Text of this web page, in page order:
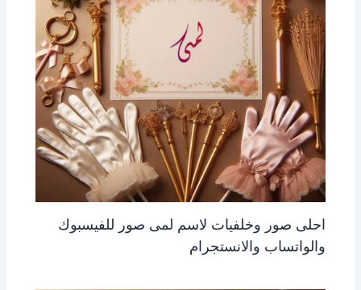
احلى صور وخلفيات لاسم لمى صور للفيسبوك
والواتساب والانستجرام